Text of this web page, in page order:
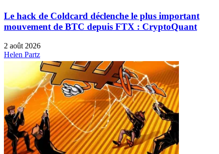
Le hack de Coldcard déclenche le plus important
mouvement de BTC depuis FTX : CryptoQuant
2 août 2026
Helen Partz